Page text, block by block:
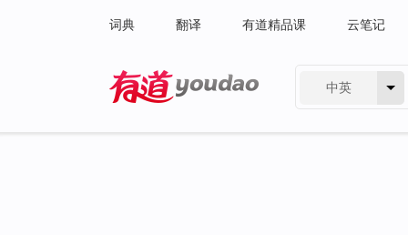
词典 翻译 有道精品课 云笔记
中英